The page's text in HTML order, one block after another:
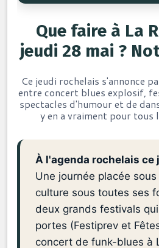
Que faire à La
jeudi 28 mai ?
Ce jeudi rochelais s'annonce
entre concert blues explosif,
spectacles d'humour et de
y en a vraiment pour tous
À l'agenda rochelais ce
Une journée placée
culture sous toutes ses
deux grands festivals
portes (Festiprev et
concert de funk-blues à